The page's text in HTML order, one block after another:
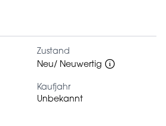
Zustand
Neu/ Neuwertig
Kaufjahr
Unbekannt